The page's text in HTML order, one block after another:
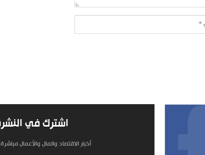
اشترك في
أخبار الاقتصاد والمال والأعمال